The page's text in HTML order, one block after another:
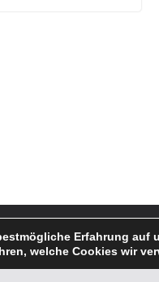
a.M.-Riedberg. Alle
.
Erfahrung auf
welche Cookies wir